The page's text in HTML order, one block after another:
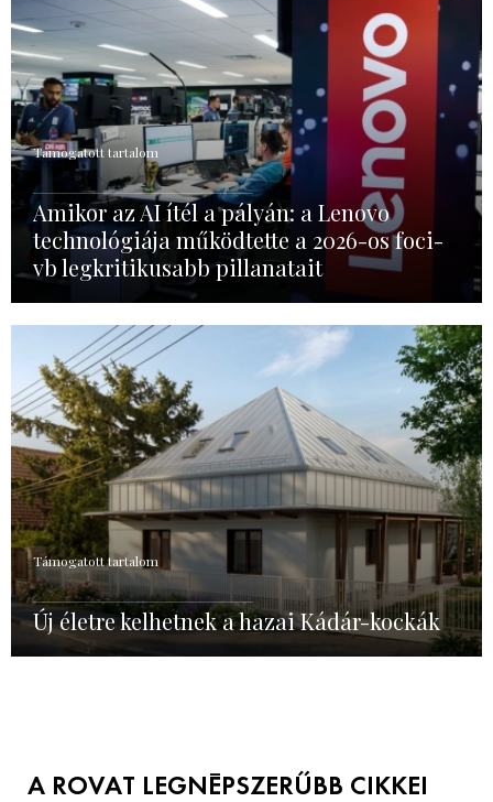
Támogatott tartalom
Amikor az AI ítél a pályán: a Lenovo
technológiája működtette a 2026-os foci-
vb legkritikusabb pillanatait
Támogatott tartalom
Új életre kelhetnek a hazai Kádár-kockák
A ROVAT LEGNÉPSZERŰBB CIKKEI